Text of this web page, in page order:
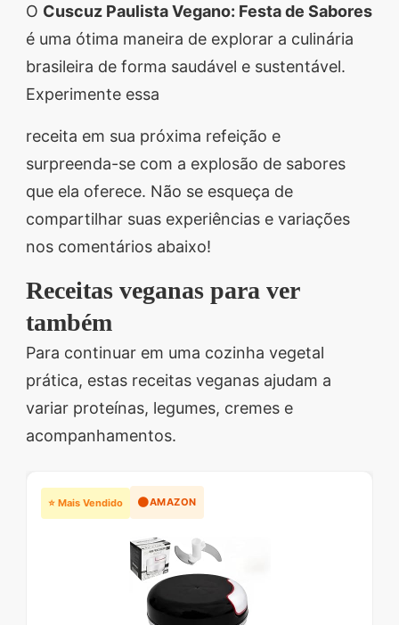
O Cuscuz Paulista Vegano: Festa de Sabores
é uma ótima maneira de explorar a culinária
brasileira de forma saudável e sustentável.
Experimente essa
receita em sua próxima refeição e
surpreenda-se com a explosão de sabores
que ela oferece. Não se esqueça de
compartilhar suas experiências e variações
nos comentários abaixo!
Receitas veganas para ver
também
Para continuar em uma cozinha vegetal
prática, estas receitas veganas ajudam a
variar proteínas, legumes, cremes e
acompanhamentos.
⭐ Mais Vendido 🟠AMAZON